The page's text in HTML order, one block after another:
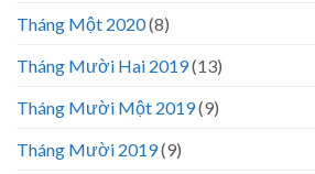
Tháng Một 2020(8)
Tháng Mười Hai 2019(13)
Tháng Mười Một 2019(9)
Tháng Mười 2019(9)